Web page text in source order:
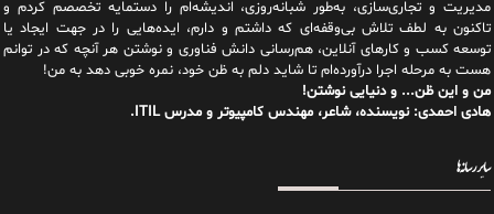
مدیریت و تجاری‌سازی، به‌طور شبانه‌روزی، اندیشه‌ام را دستمایه تخصصم کردم و
تاکنون به لطف تلاش بی‌وقفه‌ای که داشتم و دارم، اید‌ه‌هایی را در جهت ایجاد یا
توسعه کسب و کارهای آنلاین، هم‌رسانی دانش فناوری و نوشتن هر آنچه که در توانم
هست به مرحله اجرا درآورده‌ام تا شاید دلم به ظن خود، نمره خوبی دهد به من!
من و این ظن... و دنیایی نوشتن!
هادی احمدی: نویسنده، شاعر، مهندس کامپیوتر و مدرس ITIL.
سایر رسانه‌ها